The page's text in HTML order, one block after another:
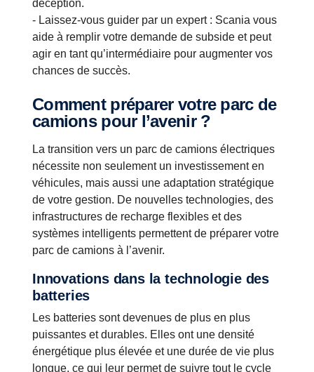
déception.
- Laissez-vous guider par un expert : Scania vous
aide à remplir votre demande de subside et peut
agir en tant qu’intermédiaire pour augmenter vos
chances de succès.
Comment préparer votre parc de
camions pour l’avenir ?
La transition vers un parc de camions électriques
nécessite non seulement un investissement en
véhicules, mais aussi une adaptation stratégique
de votre gestion. De nouvelles technologies, des
infrastructures de recharge flexibles et des
systèmes intelligents permettent de préparer votre
parc de camions à l’avenir.
Innovations dans la technologie des
batteries
Les batteries sont devenues de plus en plus
puissantes et durables. Elles ont une densité
énergétique plus élevée et une durée de vie plus
longue, ce qui leur permet de suivre tout le cycle